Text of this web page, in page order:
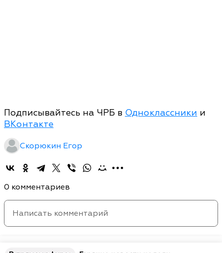
Подписывайтесь на ЧРБ в Одноклассники и
ВКонтакте
Скорюкин Егор
0 комментариев